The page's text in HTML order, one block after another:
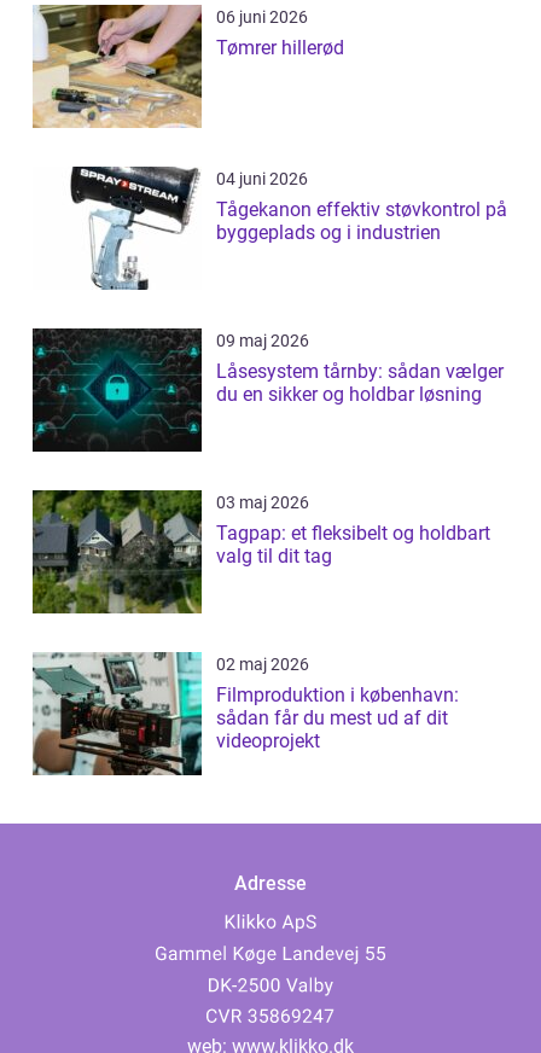
06 juni 2026
Tømrer hillerød
04 juni 2026
Tågekanon effektiv støvkontrol på
byggeplads og i industrien
09 maj 2026
Låsesystem tårnby: sådan vælger
du en sikker og holdbar løsning
03 maj 2026
Tagpap: et fleksibelt og holdbart
valg til dit tag
02 maj 2026
Filmproduktion i københavn:
sådan får du mest ud af dit
videoprojekt
Adresse
web: www.klikko.dk